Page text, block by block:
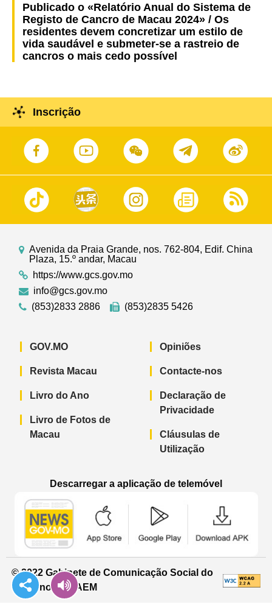
Publicado o «Relatório Anual do Sistema de
Registo de Cancro de Macau 2024» / Os
residentes devem concretizar um estilo de
vida saudável e submeter-se a rastreio de
cancros o mais cedo possível
Inscrição
Avenida da Praia Grande, nos. 762-804, Edif. China
Plaza, 15.º andar, Macau
https://www.gcs.gov.mo
info@gcs.gov.mo
(853)2833 2886
(853)2835 5426
GOV.MO
Revista Macau
Livro do Ano
Livro de Fotos de
Macau
Opiniões
Contacte-nos
Declaração de
Privacidade
Cláusulas de
Utilização
Descarregar a aplicação de telemóvel
© 2022 Gabinete de Comunicação Social do
Governo da RAEM